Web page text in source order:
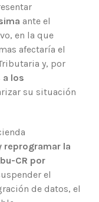
ante el
en la que
afectaría el
y, por
los
su situación
reprogramar la
CR por
el
de datos, el